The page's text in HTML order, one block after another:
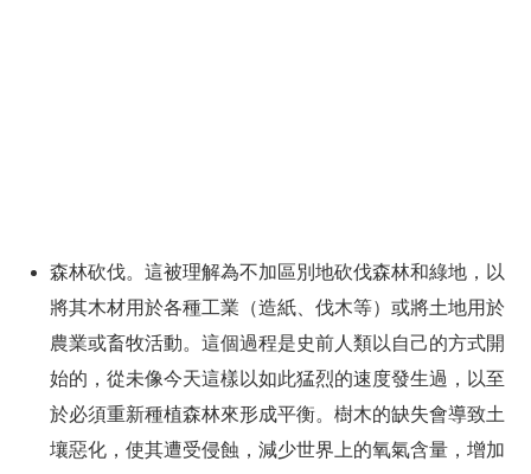
森林砍伐。這被理解為不加區別地砍伐森林和綠地，以
將其木材用於各種工業（造紙、伐木等）或將土地用於
農業或畜牧活動。這個過程是史前人類以自己的方式開
始的，從未像今天這樣以如此猛烈的速度發生過，以至
於必須重新種植森林來形成平衡。樹木的缺失會導致土
壤惡化，使其遭受侵蝕，減少世界上的氧氣含量，增加